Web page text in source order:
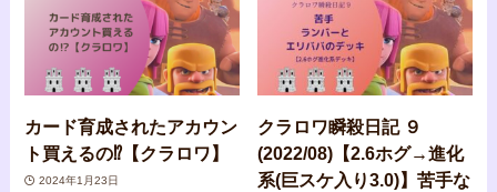
カード育成されたアカウン
ト買えるの⁉︎【クラロワ】
2024年1月23日
クラロワ瞬殺日記 ９
(2022/08)【2.6ホグ→進化
系(巨スケ入り3.0)】苦手な